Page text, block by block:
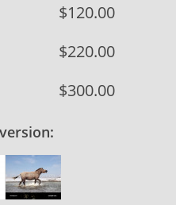
$120.00
$220.00
$300.00